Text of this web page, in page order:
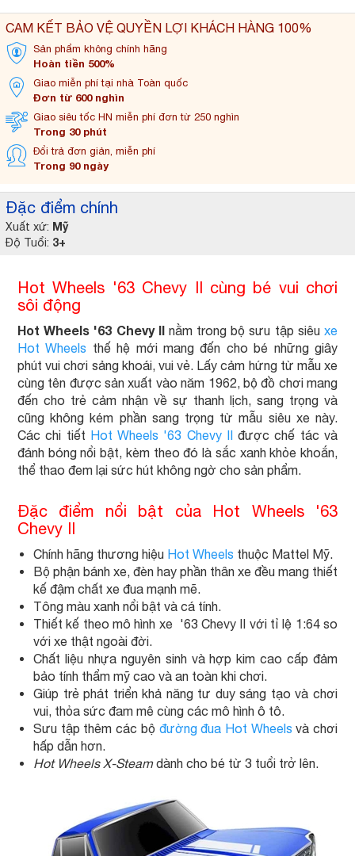
Đặc điểm chính
Xuất xứ: Mỹ
Độ Tuổi: 3+
CAM KẾT BẢO VỆ QUYỀN LỢI KHÁCH HÀNG 100%
Sản phẩm không chính hãng
Hoàn tiền 500%
Giao miễn phí tại nhà Toàn quốc
Đơn từ 600 nghìn
Giao siêu tốc HN miễn phí đơn từ 250 nghìn
Trong 30 phút
Đổi trả đơn giản, miễn phí
Trong 90 ngày
Hot Wheels '63 Chevy II cùng bé vui chơi
sôi động
Hot Wheels '63 Chevy IInằm trong bộ sưu tập siêuxe
Hot Wheels thế hệ mới mang đến cho bé những giây
phút vui chơi sảng khoái, vui vẻ. Lấy cảm hứng từ mẫu xe
cùng tên được sản xuất vào năm 1962, bộ đồ chơi mang
đến cho trẻ cảm nhận về sự thanh lịch, sang trọng và
cũng không kém phần sang trọng từ mẫu siêu xe này.
Các chi tiết Hot Wheels '63 Chevy IIđược chế tác và
đánh bóng nổi bật, kèm theo đó là sắc xanh khỏe khoắn,
thể thao đem lại sức hút không ngờ cho sản phẩm.
Đặc điểm nổi bật của Hot Wheels '63
Chevy II
Chính hãng thương hiệu Hot Wheels thuộc Mattel Mỹ.
Bộ phận bánh xe, đèn hay phần thân xe đều mang thiết
kế đậm chất xe đua mạnh mẽ.
Tông màu xanh nổi bật và cá tính.
Thiết kế theo mô hình xe '63 Chevy II với tỉ lệ 1:64 so
với xe thật ngoài đời.
Chất liệu nhựa nguyên sinh và hợp kim cao cấp đảm
bảo tính thẩm mỹ cao và an toàn khi chơi.
Giúp trẻ phát triển khả năng tư duy sáng tạo và chơi
vui, thỏa sức đam mê cùng các mô hình ô tô.
Sưu tập thêm các bộ đường đua Hot Wheels và chơi
hấp dẫn hơn.
Hot Wheels X-Steamdành cho bé từ 3 tuổi trở lên.